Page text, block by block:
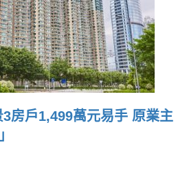
房戶1,499萬元易手 原業主